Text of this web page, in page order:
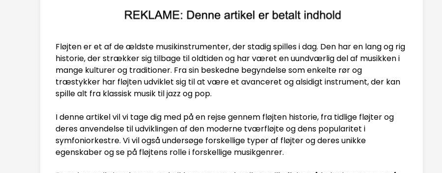
Fløjten er et af de ældste musikinstrumenter, der stadig spilles i dag. Den har en lang og rig
historie, der strækker sig tilbage til oldtiden og har været en uundværlig del af musikken i
mange kulturer og traditioner. Fra sin beskedne begyndelse som enkelte rør og
træstykker har fløjten udviklet sig til at være et avanceret og alsidigt instrument, der kan
spille alt fra klassisk musik til jazz og pop.
I denne artikel vil vi tage dig med på en rejse gennem fløjten historie, fra tidlige fløjter og
deres anvendelse til udviklingen af den moderne tværfløjte og dens popularitet i
symfoniorkestre. Vi vil også undersøge forskellige typer af fløjter og deres unikke
egenskaber og se på fløjtens rolle i forskellige musikgenrer.